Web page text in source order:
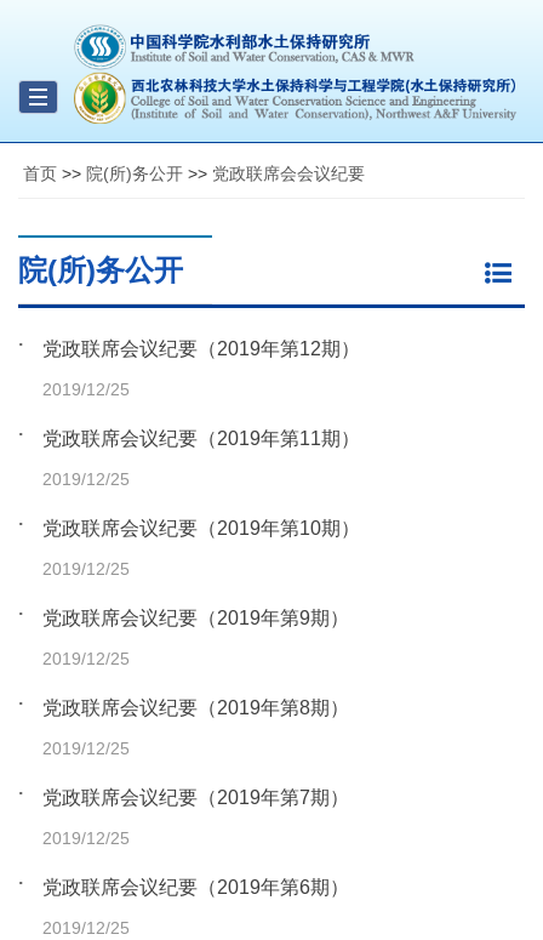
Toggle
navigation
首页 >> 院(所)务公开 >> 党政联席会会议纪要
院(所)务公开
党政联席会议纪要（2019年第12期）
2019/12/25
党政联席会议纪要（2019年第11期）
2019/12/25
党政联席会议纪要（2019年第10期）
2019/12/25
党政联席会议纪要（2019年第9期）
2019/12/25
党政联席会议纪要（2019年第8期）
2019/12/25
党政联席会议纪要（2019年第7期）
2019/12/25
党政联席会议纪要（2019年第6期）
2019/12/25